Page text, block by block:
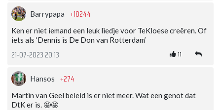
Barrypapa +18244
Ken er niet iemand een leuk liedje voor TeKloese creëren. Of
iets als ‘Dennis is De Don van Rotterdam’
21-07-2023 20:13 11
Hansos +274
Martin van Geel beleid is er niet meer. Wat een genot dat
DtK er is. 🤩🤩